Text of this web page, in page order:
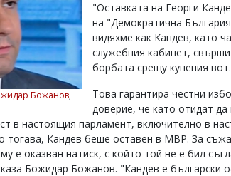
Божанов,
"Оставката на Георги
на "Демократична
видяхме как Кандев, като
служебния кабинет,
борбата срещу купения вот.
Това гарантира честни
доверие, че като отидат да
в настоящия парламент, включително в
тогава, Кандев беше оставен в МВР. За
е оказван натиск, с който той не е бил
Божидар Божанов. "Кандев е български